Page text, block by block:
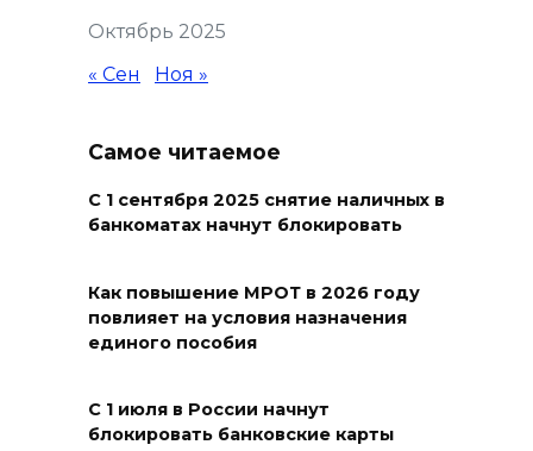
Более 30 БПЛА сбили ночью в
пяти районах Ростовской
07 августа 2026 23:00
Дабы счастье семейное
сберечь – спрячьте первое
на 8 августа
07 августа 2026 22:04
В Железнодорожном районе
Ростова-на-Дону на сутки
Октябрь 2025
« Сен Ноя »
Самое читаемое
С 1 сентября 2025 снятие наличных в
банкоматах начнут блокировать
Как повышение МРОТ в 2026 году
повлияет на условия назначения
единого пособия
С 1 июля в России начнут
блокировать банковские карты